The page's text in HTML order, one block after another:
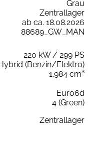
Grau
Zentrallager
ab ca. 18.08.2026
88689_GW_MAN
220 kW / 299 PS
(Benzin/Elektro)
1.984 cm³
Euro6d
4 (Green)
Zentrallager